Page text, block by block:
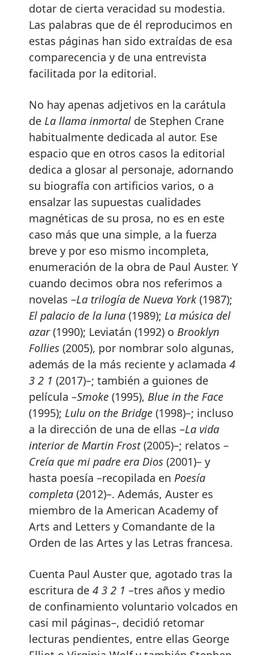
dotar de cierta veracidad su modestia.
Las palabras que de él reproducimos en
estas páginas han sido extraídas de esa
comparecencia y de una entrevista
facilitada por la editorial.
No hay apenas adjetivos en la carátula
de La llama inmortal de Stephen Crane
habitualmente dedicada al autor. Ese
espacio que en otros casos la editorial
dedica a glosar al personaje, adornando
su biografía con artificios varios, o a
ensalzar las supuestas cualidades
magnéticas de su prosa, no es en este
caso más que una simple, a la fuerza
breve y por eso mismo incompleta,
enumeración de la obra de Paul Auster. Y
cuando decimos obra nos referimos a
novelas –La trilogía de Nueva York (1987);
El palacio de la luna (1989); La música del
azar(1990); Leviatán (1992) o Brooklyn
Follies (2005), por nombrar solo algunas,
además de la más reciente y aclamada 4
3 2 1 (2017)–; también a guiones de
película –Smoke (1995), Blue in the Face
(1995); Lulu on the Bridge (1998)–; incluso
a la dirección de una de ellas –La vida
interior de Martin Frost(2005)–; relatos –
Creía que mi padre era Dios (2001)– y
hasta poesía –recopilada en Poesía
completa (2012)–. Además, Auster es
miembro de la American Academy of
Arts and Letters y Comandante de la
Orden de las Artes y las Letras francesa.
Cuenta Paul Auster que, agotado tras la
escritura de 4 3 2 1 –tres años y medio
de confinamiento voluntario volcados en
casi mil páginas–, decidió retomar
lecturas pendientes, entre ellas George